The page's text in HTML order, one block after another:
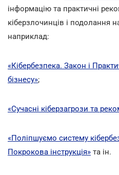
інформацію та практичні
кіберзлочинців і подолання
наприклад:
«Кібербезпека. Закон і
бізнесу»;
«Сучасні кіберзагрози та
«Поліпшуємо систему
Покрокова інструкція» та ін.